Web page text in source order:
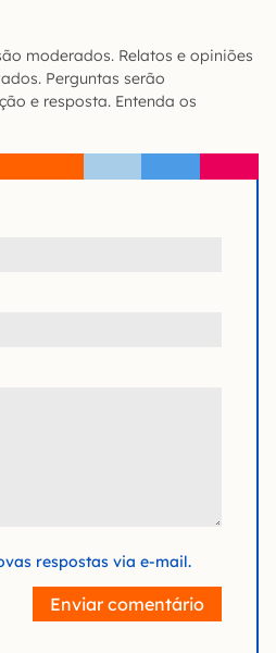
moderados. Relatos e opiniões
Perguntas serão
e resposta. Entenda os
respostas via e-mail.
Enviar comentário